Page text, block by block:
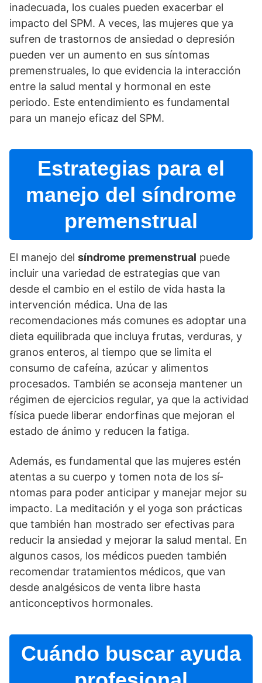
inadecuada, los cuales pueden exacerbar el
impacto del SPM. A veces, las mujeres que ya
sufren de trastornos de ansiedad o depresión
pueden ver un aumento en sus sí­ntomas
premenstruales, lo que evidencia la interacción
entre la salud mental y hormonal en este
periodo. Este entendimiento es fundamental
para un manejo eficaz del SPM.
Estrategias para el
manejo del sí­ndrome
premenstrual
El manejo del sí­ndrome premenstrual puede
incluir una variedad de estrategias que van
desde el cambio en el estilo de vida hasta la
intervención médica. Una de las
recomendaciones más comunes es adoptar una
dieta equilibrada que incluya frutas, verduras, y
granos enteros, al tiempo que se limita el
consumo de cafeí­na, azúcar y alimentos
procesados. También se aconseja mantener un
régimen de ejercicios regular, ya que la actividad
fí­sica puede liberar endorfinas que mejoran el
estado de ánimo y reducen la fatiga.
Además, es fundamental que las mujeres estén
atentas a su cuerpo y tomen nota de los sí­
ntomas para poder anticipar y manejar mejor su
impacto. La meditación y el yoga son prácticas
que también han mostrado ser efectivas para
reducir la ansiedad y mejorar la salud mental. En
algunos casos, los médicos pueden también
recomendar tratamientos médicos, que van
desde analgésicos de venta libre hasta
anticonceptivos hormonales.
Cuándo buscar ayuda